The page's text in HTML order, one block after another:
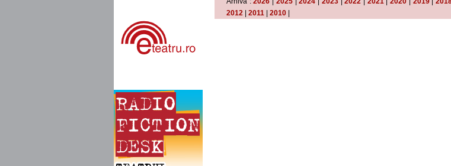
2012
2011 2010